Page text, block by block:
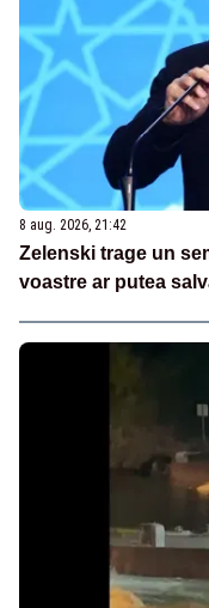
8 aug. 2026, 21:42
Zelenski trage un
voastre ar putea